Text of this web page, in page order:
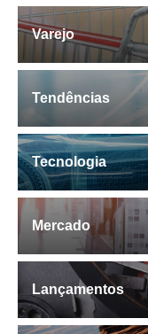
Varejo
Tendências
Tecnologia
Mercado
Lançamentos